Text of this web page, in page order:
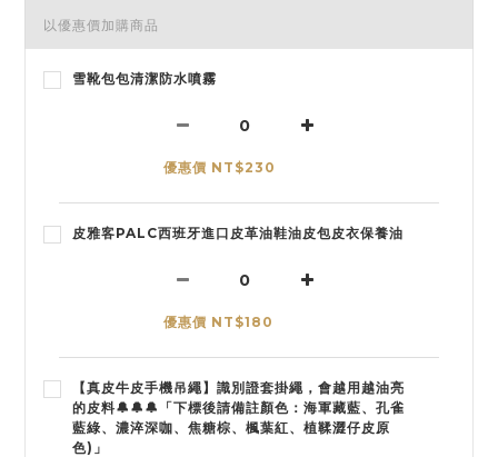
以優惠價加購商品
雪靴包包清潔防水噴霧
優惠價 NT$230
皮雅客PALC西班牙進口皮革油鞋油皮包皮衣保養油
優惠價 NT$180
【真皮牛皮手機吊繩】識別證套掛繩，會越用越油亮
的皮料🔔🔔🔔「下標後請備註顏色：海軍藏藍、孔雀
藍綠、濃淬深咖、焦糖棕、楓葉紅、植鞣澀仔皮原
色)」